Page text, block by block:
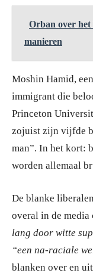
Orban over het
manieren
Moshin Hamid,
immigrant die
Princeton
zojuist zijn vijfde
man”. In het kort:
worden allemaal
De blanke
overal in de
lang door witte
“een na-raciale
blanken over en